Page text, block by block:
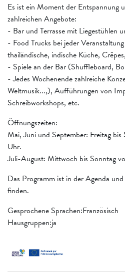
Es ist ein Moment der Entspannung
zahlreichen Angebote:
- Bar und Terrasse mit Liegestühlen
- Food Trucks bei jeder
thailändische, indische Küche,
- Spiele an der Bar (Shuffleboard,
- Jedes Wochenende zahlreiche
Weltmusik...,), Aufführungen von
Schreibworkshops, etc.
Öffnungszeiten:
Mai, Juni und September: Freitag
Uhr.
Juli-August: Mittwoch bis Sonntag
Das Programm ist in der Agenda
finden.
Gesprochene Sprachen:Französisch
Hausgruppen:ja